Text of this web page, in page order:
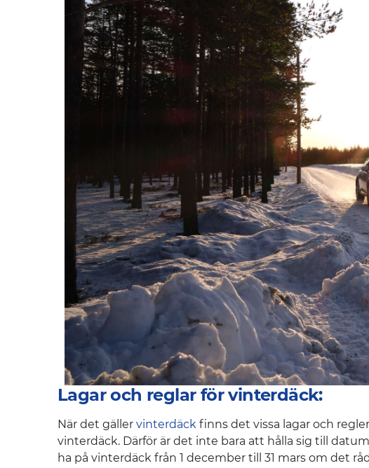
Lagar och reglar för vinterdäck:
När det gäller vinterdäck finns det vissa lagar och
vinterdäck. Därför är det inte bara att hålla sig till
ha på vinterdäck från 1 december till 31 mars om det